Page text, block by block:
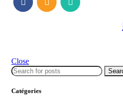
Close
Catégories